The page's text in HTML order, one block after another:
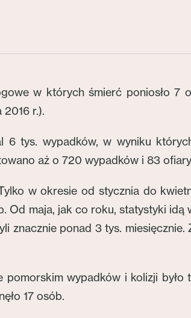
w których śmierć poniosło 7
r.).
6 tys. wypadków, w wyniku
aż o 720 wypadków i 83
w okresie od stycznia do
Od maja, jak co roku, statystyki
znacznie ponad 3 tys. miesięcznie.
wypadków i kolizji
17 osób.